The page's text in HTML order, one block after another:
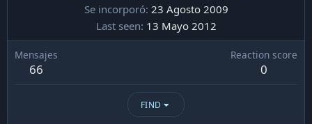
Se incorporó 23 Agosto 2009
Last seen 13 Mayo 2012
Mensajes
66
Reaction score
0
FIND